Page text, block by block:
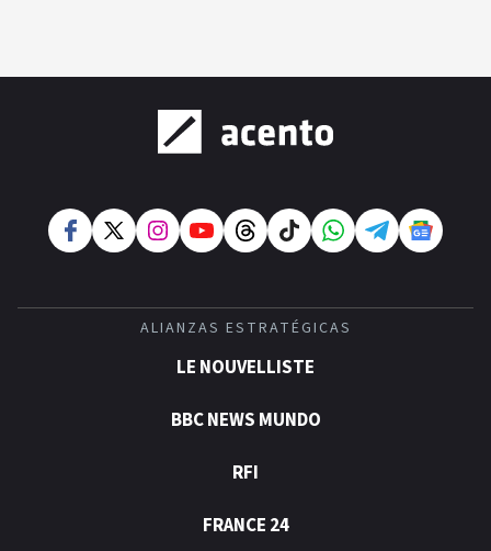
ALIANZAS ESTRATÉGICAS
LE NOUVELLISTE
BBC NEWS MUNDO
RFI
FRANCE 24